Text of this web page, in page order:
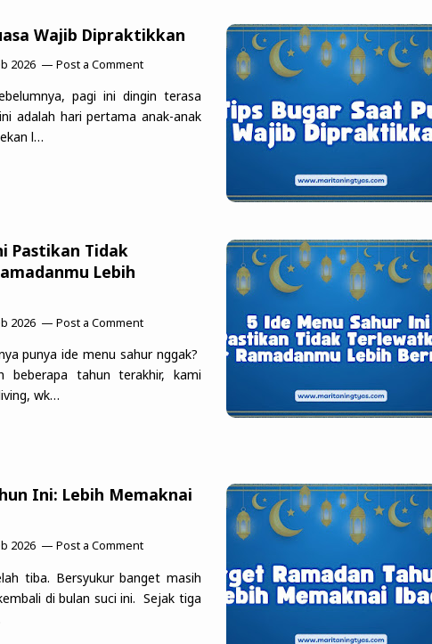
Wajib Dipraktikkan
2026 Post a Comment
pagi ini dingin terasa
adalah hari pertama anak-anak
l…
Pastikan Tidak
Lebih
2026 Post a Comment
punya ide menu sahur nggak?
beberapa tahun terakhir, kami
wk…
Ini: Lebih Memaknai
2026 Post a Comment
tiba. Bersyukur banget masih
di bulan suci ini. Sejak tiga